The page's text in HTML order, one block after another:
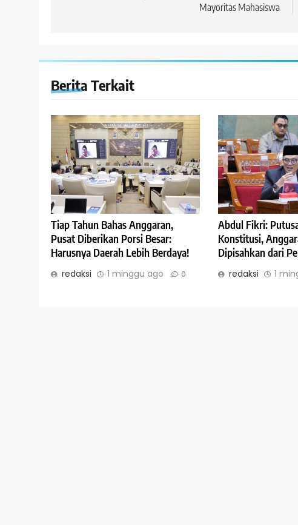
Mayoritas Mahasiswa
Berita Terkait
Tiap Tahun Bahas Anggaran,
Pusat Diberikan Porsi Besar:
Harusnya Daerah Lebih Berdaya!
redaksi 1 minggu ago 0
Abdul Fikri:
Konstitusi,
Dipisahkan dari
redaksi 1